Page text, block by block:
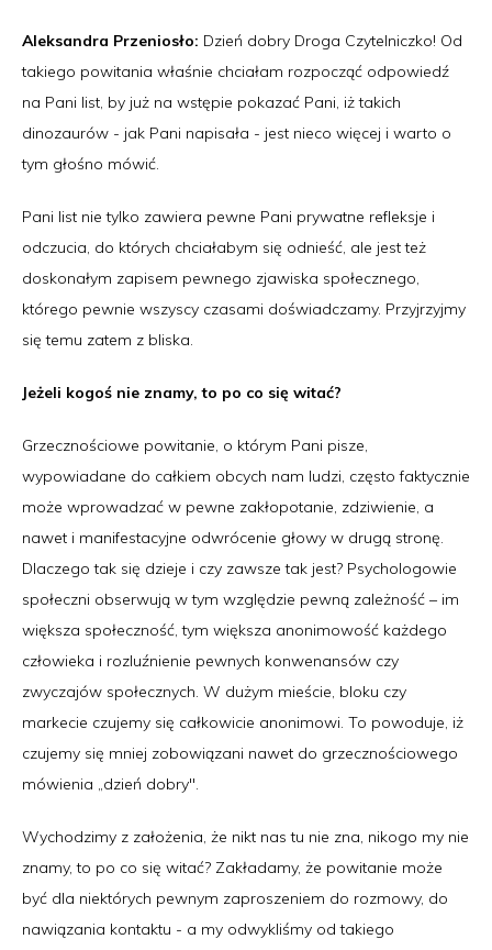
Aleksandra Przeniosło: Dzień dobry Droga Czytelniczko! Od
takiego powitania właśnie chciałam rozpocząć odpowiedź
na Pani list, by już na wstępie pokazać Pani, iż takich
dinozaurów - jak Pani napisała - jest nieco więcej i warto o
tym głośno mówić.
Pani list nie tylko zawiera pewne Pani prywatne refleksje i
odczucia, do których chciałabym się odnieść, ale jest też
doskonałym zapisem pewnego zjawiska społecznego,
którego pewnie wszyscy czasami doświadczamy. Przyjrzyjmy
się temu zatem z bliska.
Jeżeli kogoś nie znamy, to po co się witać?
Grzecznościowe powitanie, o którym Pani pisze,
wypowiadane do całkiem obcych nam ludzi, często faktycznie
może wprowadzać w pewne zakłopotanie, zdziwienie, a
nawet i manifestacyjne odwrócenie głowy w drugą stronę.
Dlaczego tak się dzieje i czy zawsze tak jest? Psychologowie
społeczni obserwują w tym względzie pewną zależność – im
większa społeczność, tym większa anonimowość każdego
człowieka i rozluźnienie pewnych konwenansów czy
zwyczajów społecznych. W dużym mieście, bloku czy
markecie czujemy się całkowicie anonimowi. To powoduje, iż
czujemy się mniej zobowiązani nawet do grzecznościowego
mówienia „dzień dobry".
Wychodzimy z założenia, że nikt nas tu nie zna, nikogo my nie
znamy, to po co się witać? Zakładamy, że powitanie może
być dla niektórych pewnym zaproszeniem do rozmowy, do
nawiązania kontaktu - a my odwykliśmy od takiego